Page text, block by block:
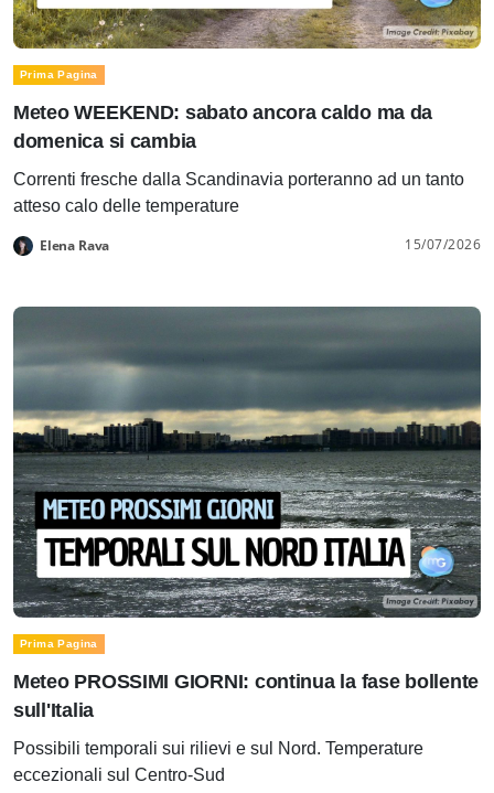
Prima Pagina
Meteo WEEKEND: sabato ancora caldo ma da
domenica si cambia
Correnti fresche dalla Scandinavia porteranno ad un tanto
atteso calo delle temperature
Elena Rava 15/07/2026
Prima Pagina
Meteo PROSSIMI GIORNI: continua la fase bollente
sull'Italia
Possibili temporali sui rilievi e sul Nord. Temperature
eccezionali sul Centro-Sud